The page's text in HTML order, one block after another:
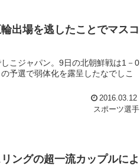
出場を逃したことでマスコ
こジャパン。9日の北朝鮮戦は1－0
予選で弱体化を露呈したなでしこ
2016.03.12
スポーツ選手
ングの超一流カップルによ